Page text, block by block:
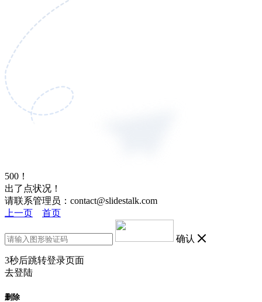
500！
出了点状况！
请联系管理员：contact@slidestalk.com
上一页
首页
确认
3秒后跳转登录页面
去登陆
删除